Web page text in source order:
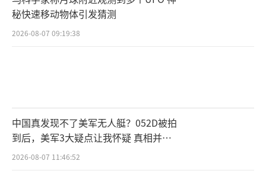
秘快速移动物体引发猜测
2026-08-07 09:19:38
中国真发现不了美军无人艇？052D被拍
到后，美军3大疑点让我怀疑 真相并非
如此
2026-08-07 11:46:52